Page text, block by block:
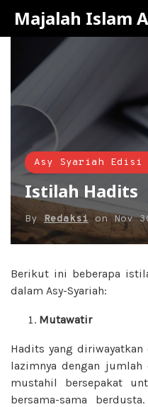
Majalah Islam
Asy Syariah Edisi
Istilah Hadits
By Redaksi on Nov
Berikut ini beberapa
dalam Asy-Syariah:
Mutawatir
Hadits yang diriwayatkan
lazimnya dengan
mustahil bersepakat
bersama-sama